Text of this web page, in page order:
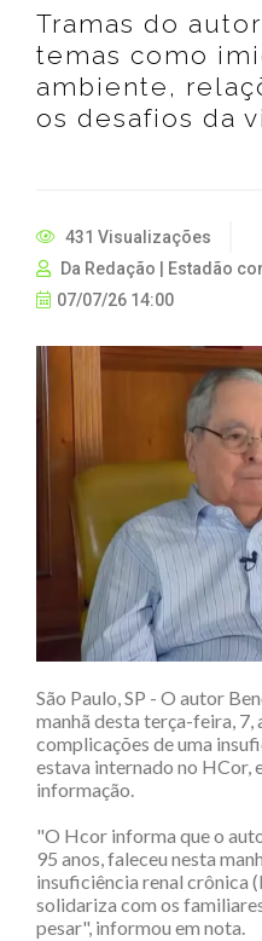
Tramas do
temas como
ambiente,
os desafios da
431 Visualizações
Da Redação | Estadão
07/07/26 14:00
São Paulo, SP - O autor
manhã desta terça-feira, 7,
complicações de uma
estava internado no HCor,
informação.
"O Hcor informa que o
95 anos, faleceu nesta
insuficiência renal crônica
solidariza com os
pesar", informou em nota.